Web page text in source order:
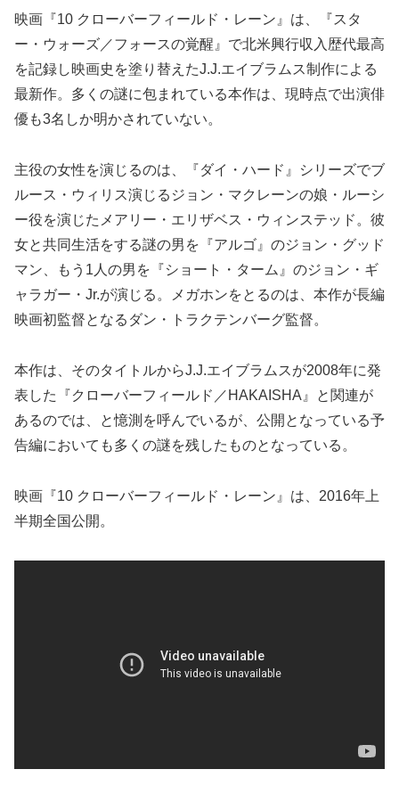
映画『10 クローバーフィールド・レーン』は、『スタ
ー・ウォーズ／フォースの覚醒』で北米興行収入歴代最高
を記録し映画史を塗り替えたJ.J.エイブラムス制作による
最新作。多くの謎に包まれている本作は、現時点で出演俳
優も3名しか明かされていない。
主役の女性を演じるのは、『ダイ・ハード』シリーズでブ
ルース・ウィリス演じるジョン・マクレーンの娘・ルーシ
ー役を演じたメアリー・エリザベス・ウィンステッド。彼
女と共同生活をする謎の男を『アルゴ』のジョン・グッド
マン、もう1人の男を『ショート・ターム』のジョン・ギ
ャラガー・Jr.が演じる。メガホンをとるのは、本作が長編
映画初監督となるダン・トラクテンバーグ監督。
本作は、そのタイトルからJ.J.エイブラムスが2008年に発
表した『クローバーフィールド／HAKAISHA』と関連が
あるのでは、と憶測を呼んでいるが、公開となっている予
告編においても多くの謎を残したものとなっている。
映画『10 クローバーフィールド・レーン』は、2016年上
半期全国公開。